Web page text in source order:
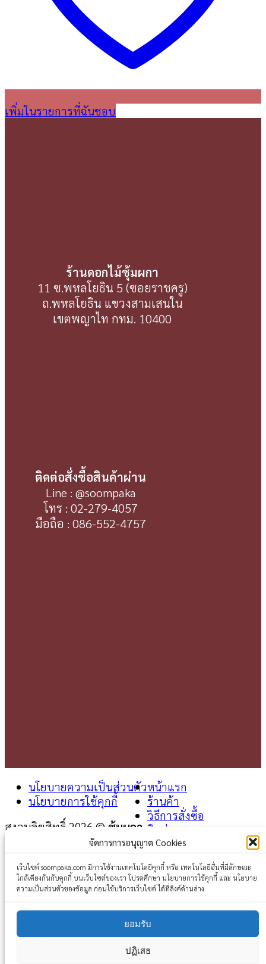
จัดการการอนุญาต Cookies
เว็บไซต์ soompaka.com มีการใช้งานเทคโนโลยีคุกกี้ หรือ เทคโนโลยีอื่นที่มีลักษณะ
ใกล้เคียงกันกับคุกกี้ บนเว็บไซต์ของเรา โปรดศึกษา นโยบายการใช้คุกกี้ และ นโยบาย
ความเป็นส่วนตัวของข้อมูล ก่อนใช้บริการเว็บไซต์ ได้ที่ลิงค์ด้านล่าง
ยอมรับ
ปฏิเสธ
เพิ่มในรายการที่ฉันชอบ
ร้านดอกไม้ซุ้มผกา
11 ซ.พหลโยธิน 5 (ซอยราชครู)
ถ.พหลโยธิน แขวงสามเสนใน
เขตพญาไท กทม. 10400
ติดต่อสั่งซื้อสินค้าผ่าน
Line : @soompaka
โทร : 02-279-4057
มือถือ : 086-552-4757
นโยบายความเป็นส่วนตัว
นโยบายการใช้คุกกี้
สงวนลิขสิทธิ์ 2026 © ซุ้มผกา
หน้าแรก
ร้านค้า
วิธีการสั่งซื้อ
ติดต่อเรา
Login
Username or email address*
Password*
Remember me